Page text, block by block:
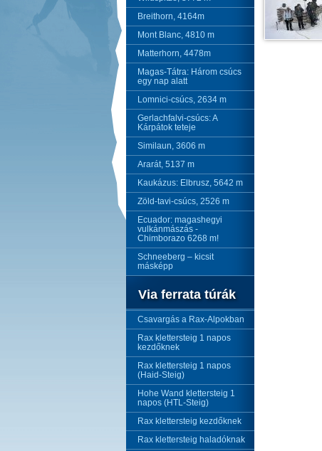
Breithorn, 4164m
Mont Blanc, 4810 m
Matterhorn, 4478m
Magas-Tátra: Három csúcs
egy nap alatt
Lomnici-csúcs, 2634 m
Gerlachfalvi-csúcs: A
Kárpátok teteje
Similaun, 3606 m
Ararát, 5137 m
Kaukázus: Elbrusz, 5642 m
Zöld-tavi-csúcs, 2526 m
Ecuador: magashegyi
vulkánmászás -
Chimborazo 6268 m!
Schneeberg – kicsit
másképp
Via ferrata túrák
Csavargás a Rax-Alpokban
Rax klettersteig 1 napos
kezdőknek
Rax klettersteig 1 napos
(Haid-Steig)
Hohe Wand klettersteig 1
napos (HTL-Steig)
Rax klettersteig kezdőknek
Rax klettersteig haladóknak